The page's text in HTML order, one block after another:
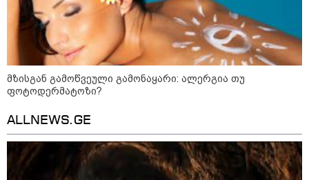
და კულტურული ღონისძიებების მიმართ. საღამო
განსაკუთრებით ხელსაყრელია საყვარელ ადამიანებთან
დროის გასატარებლად და თბილი, გულახდილი
საუბრებისთვის.
აგვისტო აგარაკზე: ეს 5 საქმე
უნდა მოასწროთ შემოდგომის
დადგომამდე
მზისგან გამოწვეული გამონაყარი: ალერგია თუ
ფოტოდერმატოზი?
ALLNEWS.GE